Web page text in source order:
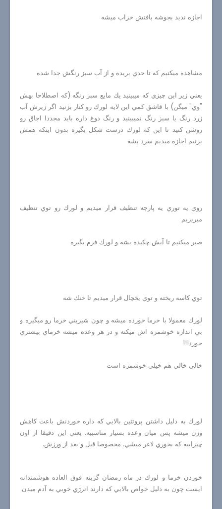
اجازه نديد بجوشه بافتش خراب ميشه
مشاهده ميكنيم كه تا حدي بريده و از آب سبز رنگش جدا شده
يعني زير اين چيزي كه ميبينيد يك مايع سبز رنگه (كه اصطلاحا بهش
"وي" ميگن) با قاشق كمي اين لايه لورك رو كنار بزنيد اگر زيرش آب
زرد رنگ يا سبز رنگ نميبينيد و رنگ دوغ داره بايد مجددا اجاق رو
روشن كنيد تا اين كه لورك درست شكل بگيره بدون اينكه همش
بزنيم اجازه ميديم سرد بشه
روي يه توري يه پارچه تنظيف قرار ميديم و لورك رو توي تنظيف
ميريزيم
صبر ميكنيم تا آبش چكيده بشه و لورك فرم بگيره
توي كاسه ريخته و توي يخچال قرار ميديم تا خنك شه
لورك معمولا با خرما خورده ميشه و چون شيريني خرما رو ميگيره و
بي اندازه خوشمزه اش ميكنه و در هر وعده ميشه خرماي بيشتري
خورد!!!
خالي خالي هم خيلي خوشمزه است
لورك به دليل داشتن پروتئين بالايي كه داره خوردنش باعث كاهش
وزن ميشه پس ميان وعده بسيار مناسبيه. يعني اين دقيقا از اون
چيزاييه كه بخوري لاغر ميشي. مخصوصا قبل و بعد از ورزش.
خوردن خرما و لورك در ماه رمضان گزينه فوق العاده هوشمندانه
ايست چون به دليل خواص بالايي كه دارند انرژي خوبي به آدم ميدن.